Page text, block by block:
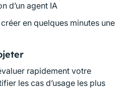
d’un agent IA
en quelques minutes une
rapidement votre
les cas d’usage les plus